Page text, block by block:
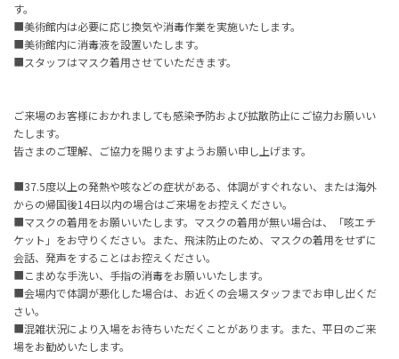
す。
■美術館内は必要に応じ換気や消毒作業を実施いたします。
■美術館内に消毒液を設置いたします。
■スタッフはマスク着用させていただきます。
ご来場のお客様におかれましても感染予防および拡散防止にご協力お願いい
たします。
皆さまのご理解、ご協力を賜りますようお願い申し上げます。
■37.5度以上の発熱や咳などの症状がある、体調がすぐれない、または海外
からの帰国後14日以内の場合はご来場をお控えください。
■マスクの着用をお願いいたします。マスクの着用が無い場合は、「咳エチ
ケット」をお守りください。また、飛沫防止のため、マスクの着用をせずに
会話、発声をすることはお控えください。
■こまめな手洗い、手指の消毒をお願いいたします。
■会場内で体調が悪化した場合は、お近くの会場スタッフまでお申し出くだ
さい。
■混雑状況により入場をお待ちいただくことがあります。また、平日のご来
場をお勧めいたします。